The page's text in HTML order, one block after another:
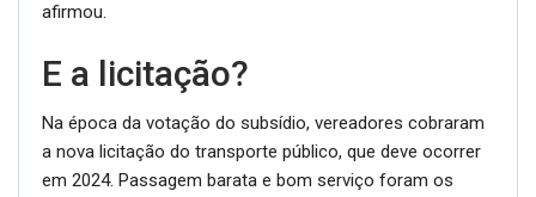
afirmou.
E a licitação?
Na época da votação do subsídio, vereadores cobraram
a nova licitação do transporte público, que deve ocorrer
em 2024. Passagem barata e bom serviço foram os